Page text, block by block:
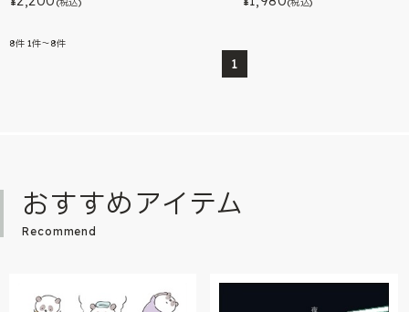
8件 1件～8件
1
おすすめアイテム
Recommend